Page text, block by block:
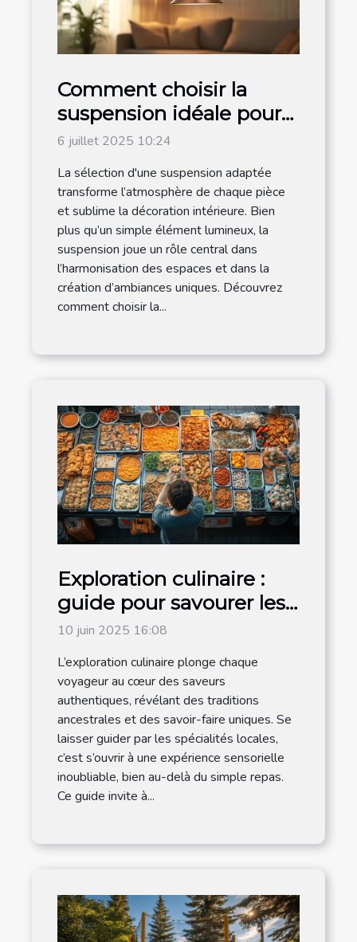
Comment choisir la
suspension idéale pour
chaque espace de votre
maison ?
6 juillet 2025 10:24
La sélection d'une suspension adaptée
transforme l’atmosphère de chaque pièce
et sublime la décoration intérieure. Bien
plus qu’un simple élément lumineux, la
suspension joue un rôle central dans
l’harmonisation des espaces et dans la
création d’ambiances uniques. Découvrez
comment choisir la...
Exploration culinaire :
guide pour savourer les
traditions locales
10 juin 2025 16:08
L’exploration culinaire plonge chaque
voyageur au cœur des saveurs
authentiques, révélant des traditions
ancestrales et des savoir-faire uniques. Se
laisser guider par les spécialités locales,
c’est s’ouvrir à une expérience sensorielle
inoubliable, bien au-delà du simple repas.
Ce guide invite à...